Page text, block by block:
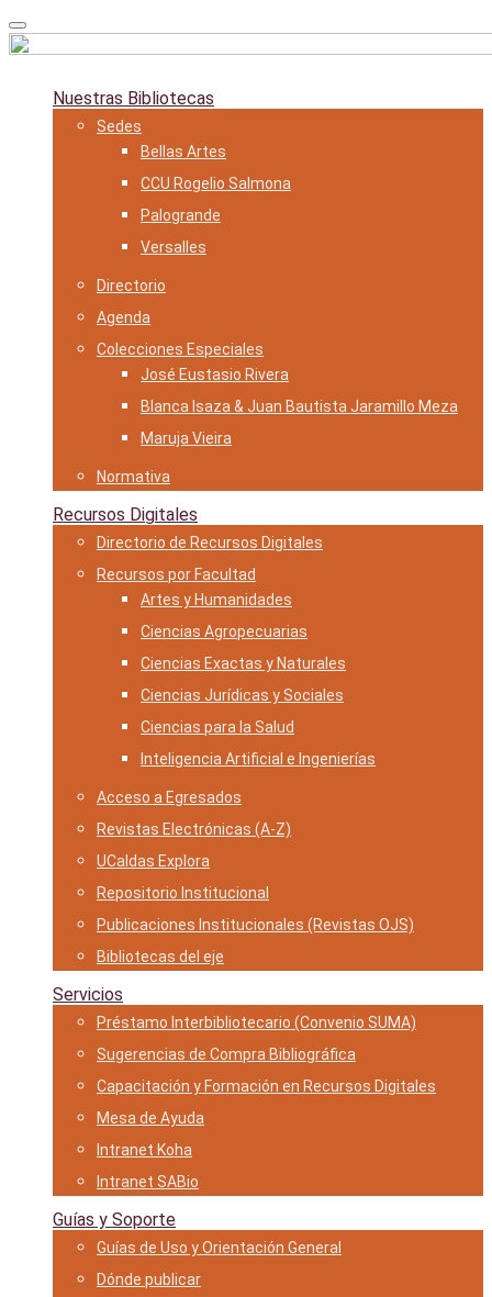
Skip
to
content
Nuestras Bibliotecas
Sedes
Bellas Artes
CCU Rogelio Salmona
Palogrande
Versalles
Directorio
Agenda
Colecciones Especiales
José Eustasio Rivera
Blanca Isaza & Juan Bautista Jaramillo Meza
Maruja Vieira
Normativa
Recursos Digitales
Directorio de Recursos Digitales
Recursos por Facultad
Artes y Humanidades
Ciencias Agropecuarias
Ciencias Exactas y Naturales
Ciencias Jurídicas y Sociales
Ciencias para la Salud
Inteligencia Artificial e Ingenierías
Acceso a Egresados
Revistas Electrónicas (A-Z)
UCaldas Explora
Repositorio Institucional
Publicaciones Institucionales (Revistas OJS)
Bibliotecas del eje
Servicios
Préstamo Interbibliotecario (Convenio SUMA)
Sugerencias de Compra Bibliográfica
Capacitación y Formación en Recursos Digitales
Mesa de Ayuda
Intranet Koha
Intranet SABio
Guías y Soporte
Guías de Uso y Orientación General
Dónde publicar